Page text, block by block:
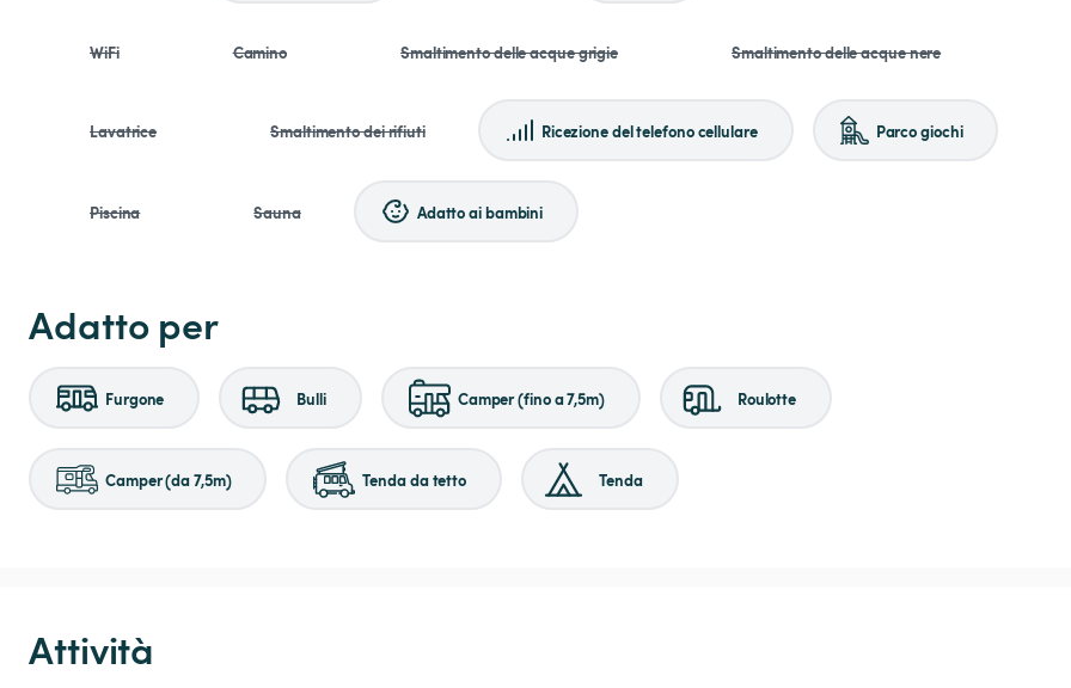
WiFi Camino Smaltimento delle acque grigie Smaltimento delle acque nere
Lavatrice Smaltimento dei rifiuti Ricezione del telefono cellulare Parco giochi
Piscina Sauna Adatto ai bambini
Adatto per
Furgone Bulli Camper (fino a 7,5m) Roulotte
Camper (da 7,5m) Tenda da tetto Tenda
Attività